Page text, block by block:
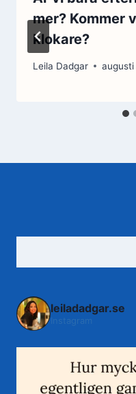
mer? Kommer
klokare?
Leila Dadgar augusti
leiladadgar.se
Instagram